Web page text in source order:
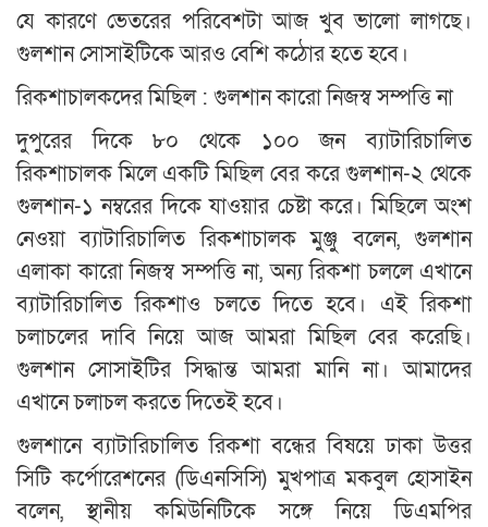
যে কারণে ভেতরের পরিবেশটা আজ খুব ভালো লাগছে।
গুলশান সোসাইটিকে আরও বেশি কঠোর হতে হবে।
রিকশাচালকদের মিছিল : গুলশান কারো নিজস্ব সম্পত্তি না
দুপুরের দিকে ৮০ থেকে ১০০ জন ব্যাটারিচালিত
রিকশাচালক মিলে একটি মিছিল বের করে গুলশান-২ থেকে
গুলশান-১ নম্বরের দিকে যাওয়ার চেষ্টা করে। মিছিলে অংশ
নেওয়া ব্যাটারিচালিত রিকশাচালক মুঞ্জু বলেন, গুলশান
এলাকা কারো নিজস্ব সম্পত্তি না, অন্য রিকশা চললে এখানে
ব্যাটারিচালিত রিকশাও চলতে দিতে হবে। এই রিকশা
চলাচলের দাবি নিয়ে আজ আমরা মিছিল বের করেছি।
গুলশান সোসাইটির সিদ্ধান্ত আমরা মানি না। আমাদের
এখানে চলাচল করতে দিতেই হবে।
গুলশানে ব্যাটারিচালিত রিকশা বন্ধের বিষয়ে ঢাকা উত্তর
সিটি কর্পোরেশনের (ডিএনসিসি) মুখপাত্র মকবুল হোসাইন
বলেন, স্থানীয় কমিউনিটিকে সঙ্গে নিয়ে ডিএমপির